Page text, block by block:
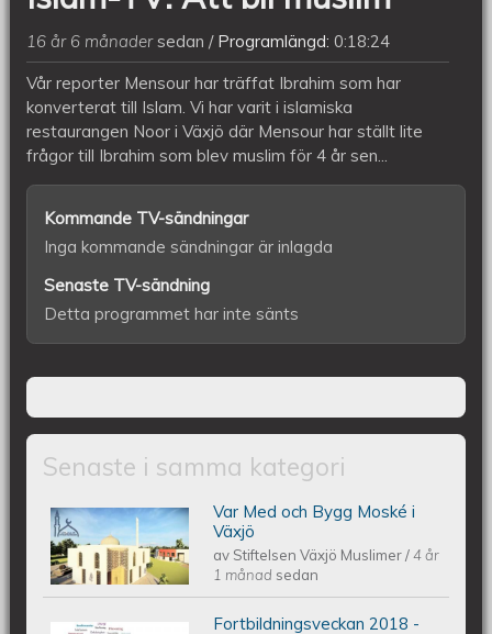
16 år 6 månadersedan Programlängd: 0:18:24
Vår reporter Mensour har träffat Ibrahim som har
konverterat till Islam. Vi har varit i islamiska
restaurangen Noor i Växjö där Mensour har ställt lite
frågor till Ibrahim som blev muslim för 4 år sen...
Kommande TV-sändningar
Inga kommande sändningar är inlagda
Senaste TV-sändning
Detta programmet har inte sänts
Senaste i samma kategori
JOIN & BUILD A MOSQUE IN VAXJO |
VAR MED OCH BYGG MOSKÉ I VÄXJÖ
Var Med och Bygg Moské i
Växjö
av Stiftelsen Växjö Muslimer/4 år
1 månad sedan
Fortbildningsveckan 2018 -